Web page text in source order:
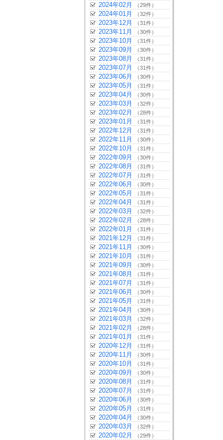
2024年02月 （29件）
2024年01月 （32件）
2023年12月 （31件）
2023年11月 （30件）
2023年10月 （31件）
2023年09月 （30件）
2023年08月 （31件）
2023年07月 （31件）
2023年06月 （30件）
2023年05月 （31件）
2023年04月 （30件）
2023年03月 （32件）
2023年02月 （28件）
2023年01月 （31件）
2022年12月 （31件）
2022年11月 （30件）
2022年10月 （31件）
2022年09月 （30件）
2022年08月 （31件）
2022年07月 （31件）
2022年06月 （30件）
2022年05月 （31件）
2022年04月 （31件）
2022年03月 （32件）
2022年02月 （28件）
2022年01月 （31件）
2021年12月 （31件）
2021年11月 （30件）
2021年10月 （31件）
2021年09月 （30件）
2021年08月 （31件）
2021年07月 （31件）
2021年06月 （30件）
2021年05月 （31件）
2021年04月 （30件）
2021年03月 （32件）
2021年02月 （28件）
2021年01月 （31件）
2020年12月 （31件）
2020年11月 （30件）
2020年10月 （31件）
2020年09月 （30件）
2020年08月 （31件）
2020年07月 （31件）
2020年06月 （30件）
2020年05月 （31件）
2020年04月 （30件）
2020年03月 （32件）
2020年02月 （29件）